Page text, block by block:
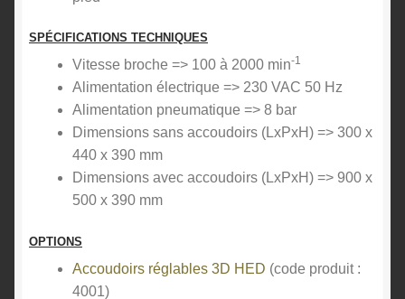
SPÉCIFICATIONS TECHNIQUES
Vitesse broche => 100 à 2000 min-1
Alimentation électrique => 230 VAC 50 Hz
Alimentation pneumatique => 8 bar
Dimensions sans accoudoirs (LxPxH) => 300 x
440 x 390 mm
Dimensions avec accoudoirs (LxPxH) => 900 x
500 x 390 mm
OPTIONS
Accoudoirs réglables 3D HED (code produit :
4001)